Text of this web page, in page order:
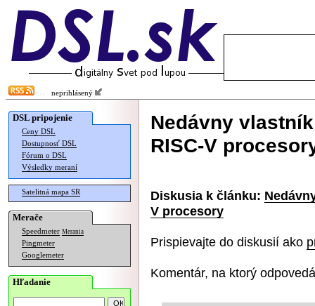
neprihlásený
DSL pripojenie
Ceny DSL
Dostupnosť DSL
Fórum o DSL
Výsledky meraní
Satelitná mapa SR
Merače
Speedmeter Merania
Pingmeter
Googlemeter
Hľadanie
Nedávny
RISC-V
Diskusia k článku:
V procesory
Prispievajte do diskusií ako
Komentár, na ktorý